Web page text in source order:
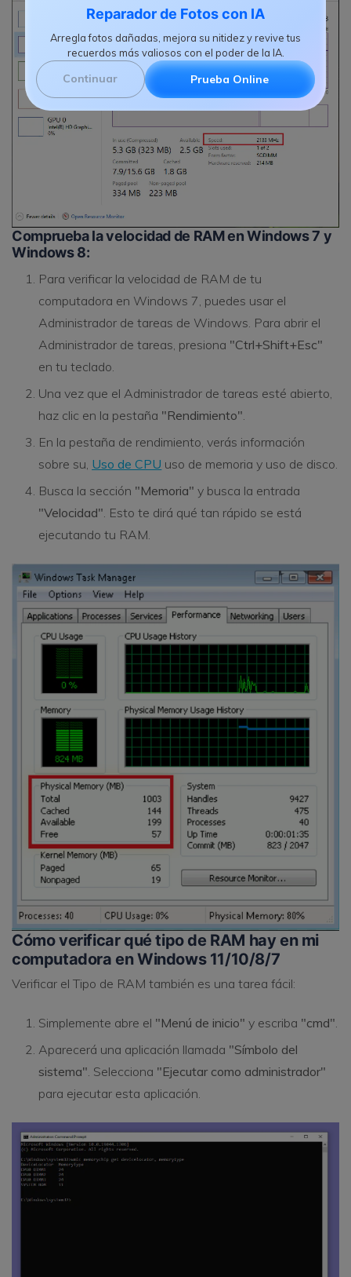
Reparador de Fotos con IA
Arregla fotos dañadas, mejora su nitidez y revive tus
recuerdos más valiosos con el poder de la IA.
Continuar Prueba Online
Comprueba la velocidad de RAM en Windows 7 y
Windows 8:
Para verificar la velocidad de RAM de tu
computadora en Windows 7, puedes usar el
Administrador de tareas de Windows. Para abrir el
Administrador de tareas, presiona "Ctrl+Shift+Esc"
en tu teclado.
Una vez que el Administrador de tareas esté abierto,
haz clic en la pestaña "Rendimiento"
En la pestaña de rendimiento, verás información
sobre su, Uso de CPU uso de memoria y uso de disco.
Busca la sección "Memoria" y busca la entrada
"Velocidad" . Esto te dirá qué tan rápido se está
ejecutando tu RAM.
Cómo verificar qué tipo de RAM hay en mi
computadora en Windows 11/10/8/7
Verificar el Tipo de RAM también es una tarea fácil:
Simplemente abre el "Menú de inicio" y escriba "cmd".
Aparecerá una aplicación llamada "Símbolo del
sistema". Selecciona "Ejecutar como administrador"
para ejecutar esta aplicación.